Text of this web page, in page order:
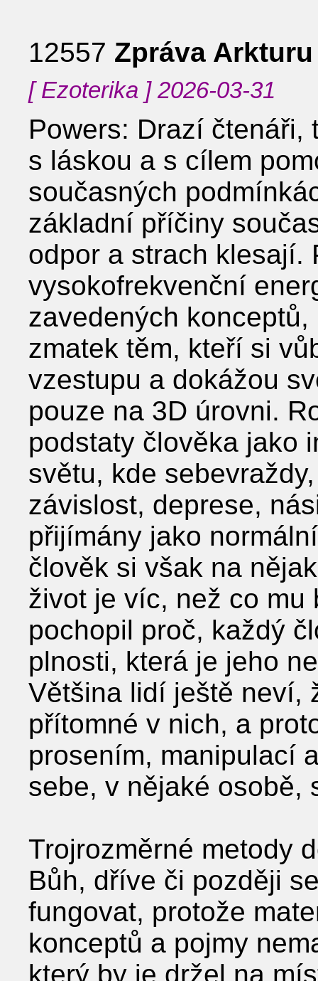
12557 Zpráva Arkturu
[ Ezoterika ] 2026-03-31
Powers: Drazí čtenáři,
s láskou a s cílem
současných
základní příčiny
odpor a strach klesají.
vysokofrekvenční
zavedených
zmatek těm, kteří si
vzestupu a dokážou
pouze na 3D úrovni.
podstaty člověka jako
světu, kde
závislost, deprese,
přijímány jako
člověk si však na
život je víc, než co mu
pochopil proč, každý
plnosti, která je jeho
Většina lidí ještě neví,
přítomné v nich, a
prosením, manipulací
sebe, v nějaké osobě,
Trojrozměrné metody
Bůh, dříve či později
fungovat, protože
konceptů a pojmy
který by je držel na